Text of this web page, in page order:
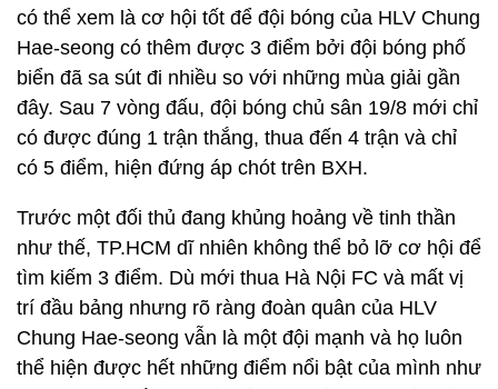
có thể xem là cơ hội tốt để đội bóng của HLV Chung
Hae-seong có thêm được 3 điểm bởi đội bóng phố
biển đã sa sút đi nhiều so với những mùa giải gần
đây. Sau 7 vòng đấu, đội bóng chủ sân 19/8 mới chỉ
có được đúng 1 trận thắng, thua đến 4 trận và chỉ
có 5 điểm, hiện đứng áp chót trên BXH.
Trước một đối thủ đang khủng hoảng về tinh thần
như thế, TP.HCM dĩ nhiên không thể bỏ lỡ cơ hội để
tìm kiếm 3 điểm. Dù mới thua Hà Nội FC và mất vị
trí đầu bảng nhưng rõ ràng đoàn quân của HLV
Chung Hae-seong vẫn là một đội mạnh và họ luôn
thể hiện được hết những điểm nổi bật của mình như